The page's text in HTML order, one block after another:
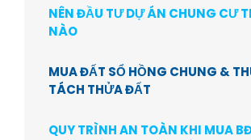
NÊN ĐẦU TƯ DỰ ÁN CHUNG CƯ
NÀO
MUA ĐẤT SỔ HỒNG CHUNG &
TÁCH THỬA ĐẤT
QUY TRÌNH AN TOÀN KHI MUA